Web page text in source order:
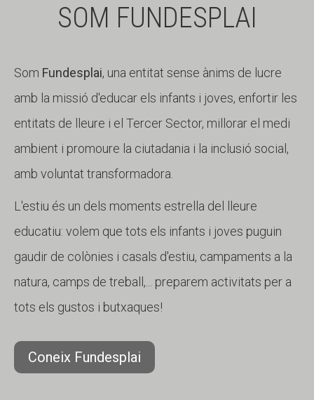
SOM FUNDESPLAI
Som Fundesplai, una entitat sense ànims de lucre
amb la missió d'educar els infants i joves, enfortir les
entitats de lleure i el Tercer Sector, millorar el medi
ambient i promoure la ciutadania i la inclusió social,
amb voluntat transformadora.
L'estiu és un dels moments estrella del lleure
educatiu: volem que tots els infants i joves puguin
gaudir de colònies i casals d'estiu, campaments a la
natura, camps de treball,... preparem activitats per a
tots els gustos i butxaques!
Coneix Fundesplai